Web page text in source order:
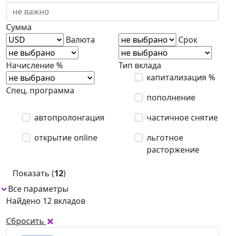
Сумма
Валюта
Срок
Начисление % Тип вклада
Спец. программа
капитализация %
пополнение
автопролонгация
открытие online
частичное снятие
льготное
расторжение
Показать (12)
Все параметры
Найдено 12 вкладов
Сбросить